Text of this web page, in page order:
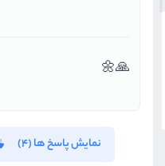
🙏🌼
نمایش پاسخ ها (4)